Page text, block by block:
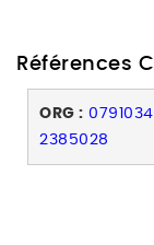
Références
ORG :
2385028